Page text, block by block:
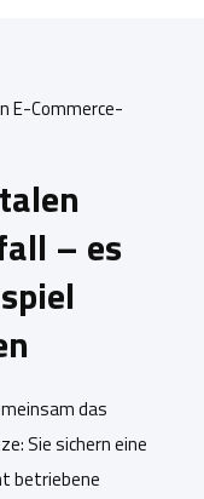
E-Commerce-
– es
das
Sie sichern eine
betriebene